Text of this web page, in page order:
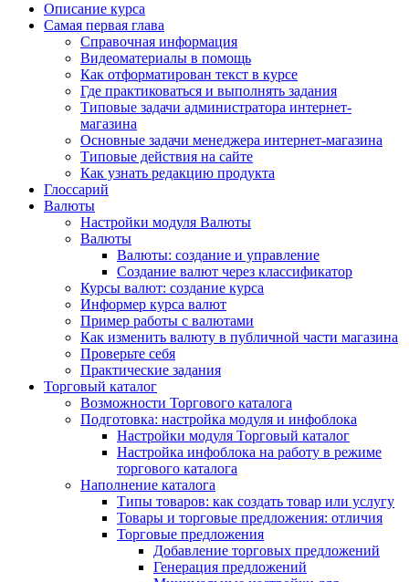
Описание курса
Самая первая глава
Справочная информация
Видеоматериалы в помощь
Как отформатирован текст в курсе
Где практиковаться и выполнять задания
Типовые задачи администратора интернет-
магазина
Основные задачи менеджера интернет-магазина
Типовые действия на сайте
Как узнать редакцию продукта
Глоссарий
Валюты
Настройки модуля Валюты
Валюты
Валюты: создание и управление
Создание валют через классификатор
Курсы валют: создание курса
Информер курса валют
Пример работы с валютами
Как изменить валюту в публичной части магазина
Проверьте себя
Практические задания
Торговый каталог
Возможности Торгового каталога
Подготовка: настройка модуля и инфоблока
Настройки модуля Торговый каталог
Настройка инфоблока на работу в режиме
торгового каталога
Наполнение каталога
Типы товаров: как создать товар или услугу
Товары и торговые предложения: отличия
Торговые предложения
Добавление торговых предложений
Генерация предложений